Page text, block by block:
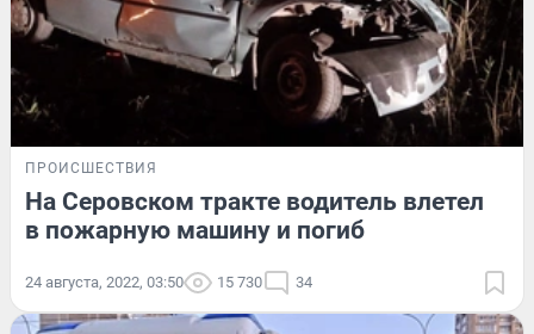
ПРОИСШЕСТВИЯ
На Серовском тракте водитель влетел
в пожарную машину и погиб
24 августа, 2022, 03:50 15 730 34